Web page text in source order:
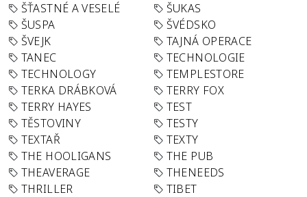
ŠŤASTNÉ A VESELÉ
ŠUKAS
ŠUSPA
ŠVÉDSKO
ŠVEJK
TAJNÁ OPERACE
TANEC
TECHNOLOGIE
TECHNOLOGY
TEMPLESTORE
TERKA DRÁBKOVÁ
TERRY FOX
TERRY HAYES
TEST
TĚSTOVINY
TESTY
TEXTAŘ
TEXTY
THE HOOLIGANS
THE PUB
THEAVERAGE
THENEEDS
THRILLER
TIBET